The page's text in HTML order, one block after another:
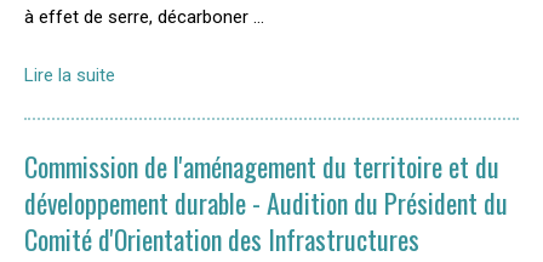
à effet de serre, décarboner …
Lire la suite
Commission de l'aménagement du territoire et du
développement durable - Audition du Président du
Comité d'Orientation des Infrastructures